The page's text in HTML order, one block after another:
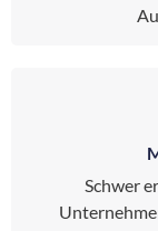
Schwer